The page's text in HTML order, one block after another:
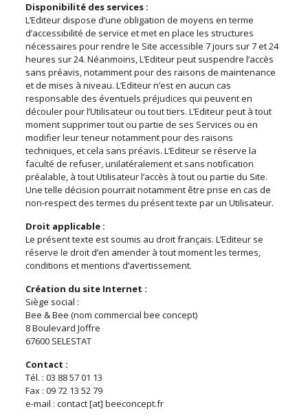
Disponibilité des services :
L’Editeur dispose d’une obligation de moyens en terme
d’accessibilité de service et met en place les structures
nécessaires pour rendre le Site accessible 7 jours sur 7 et 24
heures sur 24. Néanmoins, L’Editeur peut suspendre l’accès
sans préavis, notamment pour des raisons de maintenance
et de mises à niveau. L’Editeur n’est en aucun cas
responsable des éventuels préjudices qui peuvent en
découler pour l’Utilisateur ou tout tiers. L’Editeur peut à tout
moment supprimer tout ou partie de ses Services ou en
modifier leur teneur notamment pour des raisons
techniques, et cela sans préavis. L’Editeur se réserve la
faculté de refuser, unilatéralement et sans notification
préalable, à tout Utilisateur l’accès à tout ou partie du Site.
Une telle décision pourrait notamment être prise en cas de
non-respect des termes du présent texte par un Utilisateur.
Droit applicable :
Le présent texte est soumis au droit français. L’Editeur se
réserve le droit d’en amender à tout moment les termes,
conditions et mentions d’avertissement.
Création du site Internet :
Siège social :
Bee & Bee (nom commercial bee concept)
8 Boulevard Joffre
67600 SELESTAT
Contact :
Tél. : 03 88 57 01 13
Fax : 09 72 13 52 79
e-mail : contact [at] beeconcept.fr